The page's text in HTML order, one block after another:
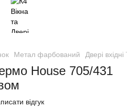
Метал фарбований Двері вхідні
House 705/431
відгук